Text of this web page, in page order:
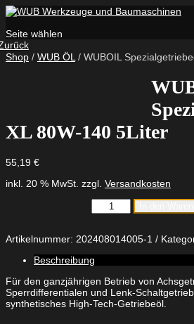
Seite wählen
Shop / WUB ÖL / WUBOIL
XL 80W-140 5Liter
55,19 €
inkl. 20 % MwSt. zzgl. Versandkosten
WUBOIL
Spezialgetriebeöl
80W-
5Liter
Artikelnummer: 202408014005-1
Beschreibung
Für den ganzjährigen Betrieb von
Sperrdifferentialen und Lenk-
synthetisches High-Tech-Getriebeöl.